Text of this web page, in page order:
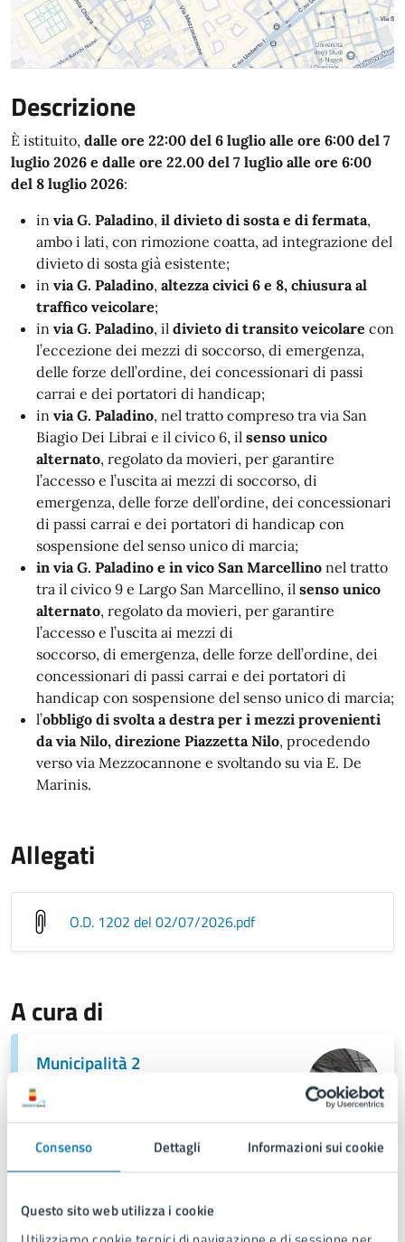
Consenso Dettagli Informazioni sui cookie
Questo sito web utilizza i cookie
Descrizione
È istituito, dalle ore 22:00 del 6 luglio alle ore 6:00 del 7
luglio 2026 e dalle ore 22.00 del 7 luglio alle ore 6:00
del 8 luglio 2026:
in via G. Paladino, il divieto di sosta e di fermata,
ambo i lati, con rimozione coatta, ad integrazione del
divieto di sosta già esistente;
in via G. Paladino, altezza civici 6 e 8, chiusura al
traffico veicolare;
in via G. Paladino, il divieto di transito veicolare con
l’eccezione dei mezzi di soccorso, di emergenza,
delle forze dell’ordine, dei concessionari di passi
carrai e dei portatori di handicap;
in via G. Paladino, nel tratto compreso tra via San
Biagio Dei Librai e il civico 6, il senso unico
alternato, regolato da movieri, per garantire
l’accesso e l’uscita ai mezzi di soccorso, di
emergenza, delle forze dell’ordine, dei concessionari
di passi carrai e dei portatori di handicap con
sospensione del senso unico di marcia;
in via G. Paladino e in vico San Marcellino nel tratto
tra il civico 9 e Largo San Marcellino, il senso unico
alternato, regolato da movieri, per garantire
l’accesso e l’uscita ai mezzi di
soccorso, di emergenza, delle forze dell’ordine, dei
concessionari di passi carrai e dei portatori di
handicap con sospensione del senso unico di marcia;
l’obbligo di svolta a destra per i mezzi provenienti
da via Nilo, direzione Piazzetta Nilo, procedendo
verso via Mezzocannone e svoltando su via E. De
Marinis.
Allegati
O.D. 1202 del 02/07/2026.pdf
A cura di
Municipalità 2
Piazza Dante n. 93, 80135